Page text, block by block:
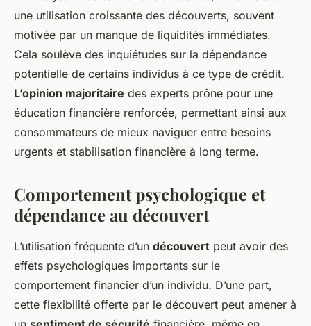
une utilisation croissante des découverts, souvent
motivée par un manque de liquidités immédiates.
Cela soulève des inquiétudes sur la dépendance
potentielle de certains individus à ce type de crédit.
L’opinion majoritaire des experts prône pour une
éducation financière renforcée, permettant ainsi aux
consommateurs de mieux naviguer entre besoins
urgents et stabilisation financière à long terme.
Comportement psychologique et
dépendance au découvert
L’utilisation fréquente d’un découvert peut avoir des
effets psychologiques importants sur le
comportement financier d’un individu. D’une part,
cette flexibilité offerte par le découvert peut amener à